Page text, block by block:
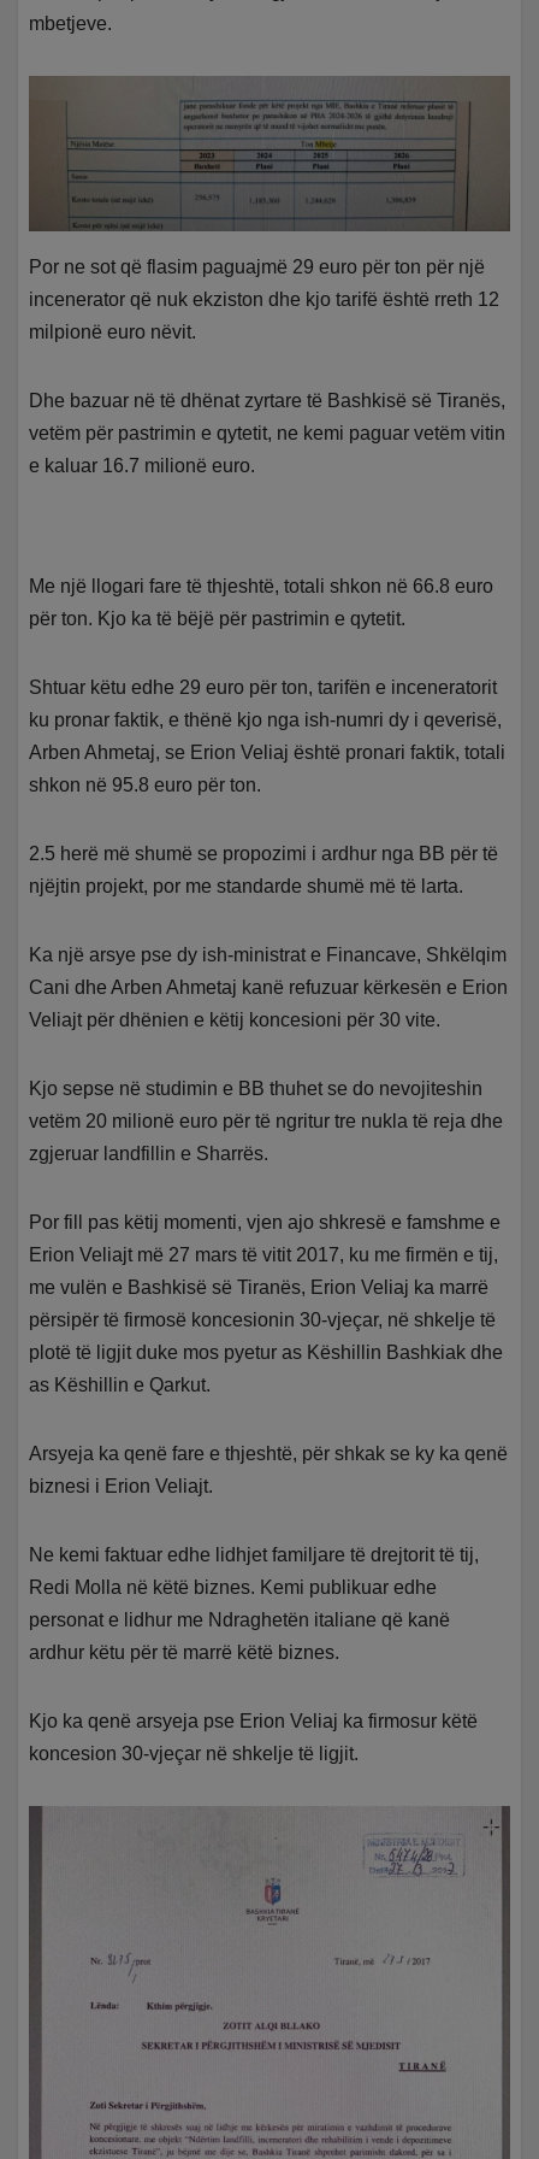
mbetjeve.
Por ne sot që flasim paguajmë 29 euro për ton për një
incenerator që nuk ekziston dhe kjo tarifë është rreth 12
milpionë euro nëvit.
Dhe bazuar në të dhënat zyrtare të Bashkisë së Tiranës,
vetëm për pastrimin e qytetit, ne kemi paguar vetëm vitin
e kaluar 16.7 milionë euro.
Me një llogari fare të thjeshtë, totali shkon në 66.8 euro
për ton. Kjo ka të bëjë për pastrimin e qytetit.
Shtuar këtu edhe 29 euro për ton, tarifën e inceneratorit
ku pronar faktik, e thënë kjo nga ish-numri dy i qeverisë,
Arben Ahmetaj, se Erion Veliaj është pronari faktik, totali
shkon në 95.8 euro për ton.
2.5 herë më shumë se propozimi i ardhur nga BB për të
njëjtin projekt, por me standarde shumë më të larta.
Ka një arsye pse dy ish-ministrat e Financave, Shkëlqim
Cani dhe Arben Ahmetaj kanë refuzuar kërkesën e Erion
Veliajt për dhënien e këtij koncesioni për 30 vite.
Kjo sepse në studimin e BB thuhet se do nevojiteshin
vetëm 20 milionë euro për të ngritur tre nukla të reja dhe
zgjeruar landfillin e Sharrës.
Por fill pas këtij momenti, vjen ajo shkresë e famshme e
Erion Veliajt më 27 mars të vitit 2017, ku me firmën e tij,
me vulën e Bashkisë së Tiranës, Erion Veliaj ka marrë
përsipër të firmosë koncesionin 30-vjeçar, në shkelje të
plotë të ligjit duke mos pyetur as Këshillin Bashkiak dhe
as Këshillin e Qarkut.
Arsyeja ka qenë fare e thjeshtë, për shkak se ky ka qenë
biznesi i Erion Veliajt.
Ne kemi faktuar edhe lidhjet familjare të drejtorit të tij,
Redi Molla në këtë biznes. Kemi publikuar edhe
personat e lidhur me Ndraghetën italiane që kanë
ardhur këtu për të marrë këtë biznes.
Kjo ka qenë arsyeja pse Erion Veliaj ka firmosur këtë
koncesion 30-vjeçar në shkelje të ligjit.